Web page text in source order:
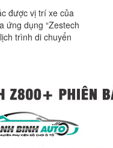
được vị trí xe của
ứng dụng “Zestech
trình di chuyển